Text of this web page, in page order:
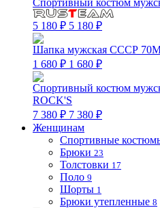
Спортивный костюм
5 180 ₽ 5 180 ₽
Шапка мужская СССР
1 680 ₽ 1 680 ₽
Спортивный костюм
ROCK'S
7 380 ₽ 7 380 ₽
Женщинам
Спортивные
Брюки 23
Толстовки 17
Поло 9
Шорты 1
Брюки утепленные 8